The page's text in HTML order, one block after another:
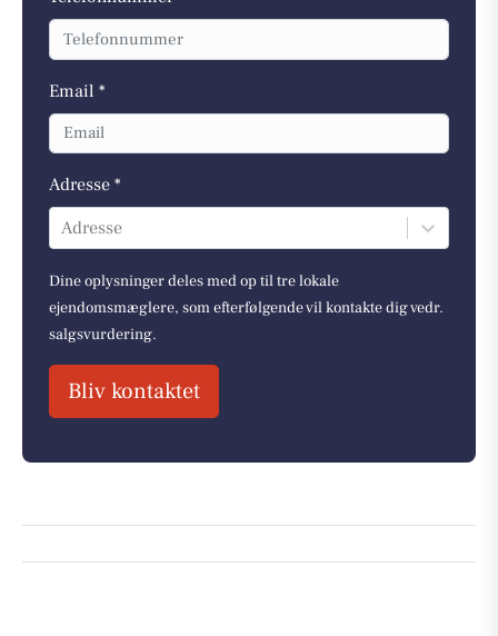
Email *
Adresse *
Adresse
Dine oplysninger deles med op til tre lokale
ejendomsmæglere, som efterfølgende vil kontakte dig vedr.
salgsvurdering.
Bliv kontaktet